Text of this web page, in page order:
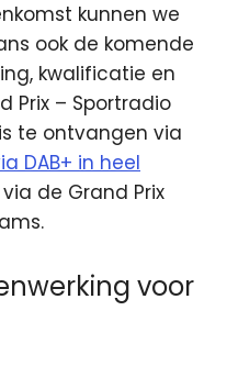
kunnen we
ook de komende
kwalificatie en
Prix – Sportradio
te ontvangen via
DAB+ in heel
de Grand Prix
voor